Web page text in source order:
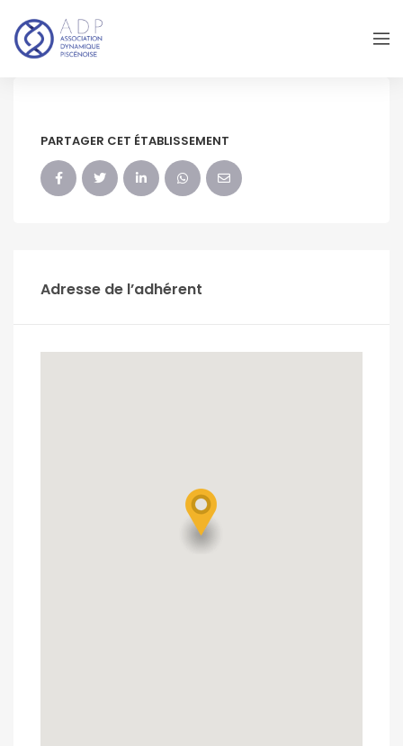
PARTAGER CET ÉTABLISSEMENT
Adresse de l’adhérent